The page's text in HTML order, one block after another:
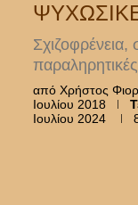
Σχιζοφρένεια,
από Χρήστος
Ιουλίου 2018
Ιουλίου 2024